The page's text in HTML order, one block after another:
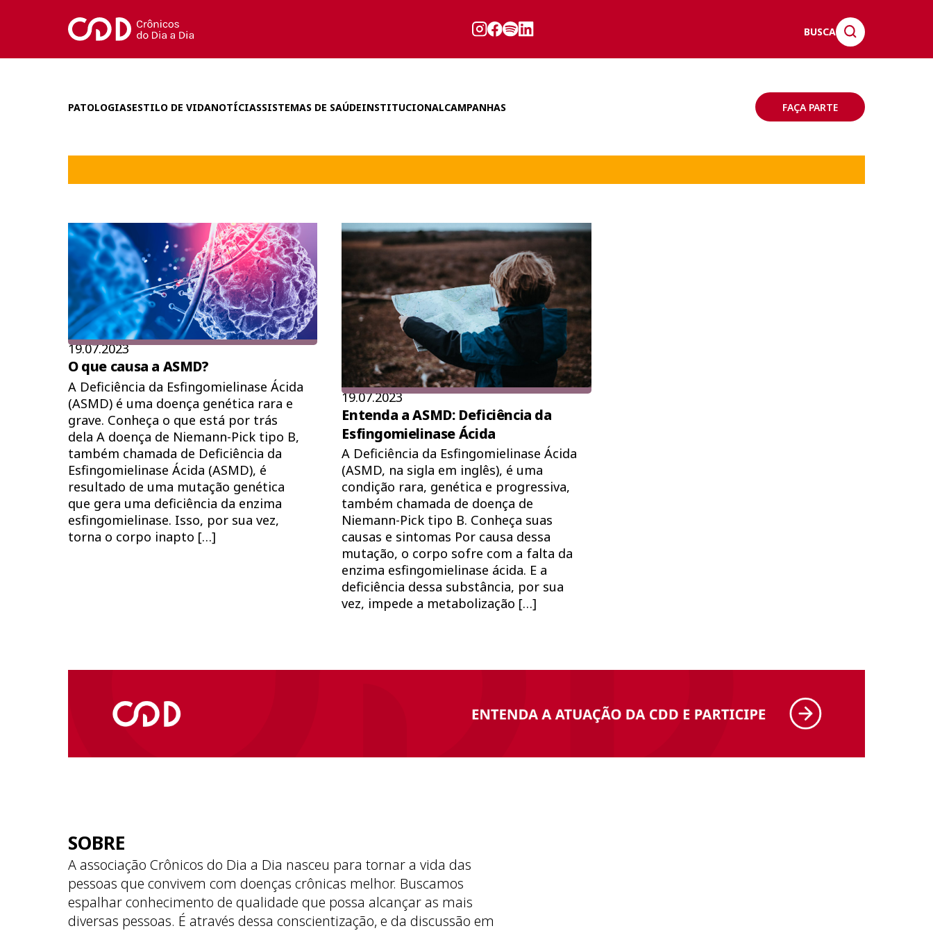
BUSCA
PATOLOGIASESTILO DE VIDANOTÍCIASSISTEMAS DE SAÚDEINSTITUCIONALCAMPANHAS FAÇA PARTE
19.07.2023
O que causa a ASMD?
A Deficiência da Esfingomielinase Ácida
(ASMD) é uma doença genética rara e
grave. Conheça o que está por trás
dela A doença de Niemann-Pick tipo B,
também chamada de Deficiência da
Esfingomielinase Ácida (ASMD), é
resultado de uma mutação genética
que gera uma deficiência da enzima
esfingomielinase. Isso, por sua vez,
torna o corpo inapto […]
19.07.2023
Entenda a ASMD: Deficiência da
Esfingomielinase Ácida
A Deficiência da Esfingomielinase Ácida
(ASMD, na sigla em inglês), é uma
condição rara, genética e progressiva,
também chamada de doença de
Niemann-Pick tipo B. Conheça suas
causas e sintomas Por causa dessa
mutação, o corpo sofre com a falta da
enzima esfingomielinase ácida. E a
deficiência dessa substância, por sua
vez, impede a metabolização […]
SOBRE
A associação Crônicos do Dia a Dia nasceu para tornar a vida das
pessoas que convivem com doenças crônicas melhor. Buscamos
espalhar conhecimento de qualidade que possa alcançar as mais
diversas pessoas. É através dessa conscientização, e da discussão em